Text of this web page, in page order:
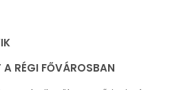
RÉGI FŐVÁROSBAN